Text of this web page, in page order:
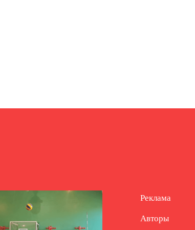
Реклама
Авторы